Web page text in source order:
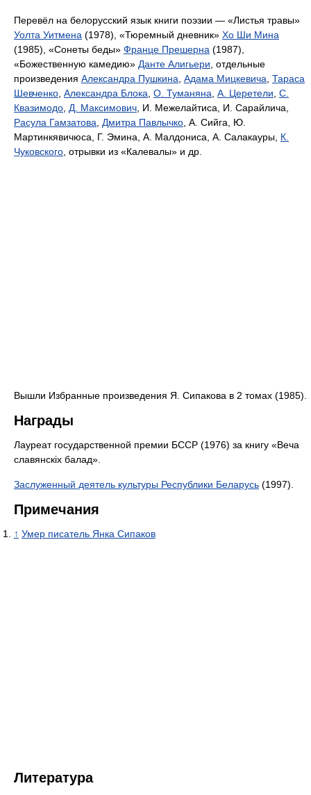
Перевёл на белорусский язык книги поэзии — «Листья травы»
Уолта Уитмена (1978), «Тюремный дневник» Хо Ши Мина
(1985), «Сонеты беды» Франце Прешерна (1987),
«Божественную камедию» Данте Алигьери , отдельные
произведения Александра Пушкина Адама Мицкевича Тараса
Шевченко Александра Блока О. Туманяна А. Церетели С.
Квазимодо Д. Максимович , И. Межелайтиса, И. Сарайлича,
Расула Гамзатова
Дмитра Павлычко , А. Сийга, Ю.
Мартинкявичюса, Г. Эмина, А. Малдониса, А. Салакауры, К.
Чуковского , отрывки из «Калевалы» и др.
Вышли Избранные произведения Я. Сипакова в 2 томах (1985).
Награды
Лауреат государственной премии БССР (1976) за книгу «Веча
славянскіх балад».
Заслуженный деятель культуры Республики Беларусь (1997).
Примечания
↑ Умер писатель Янка Сипаков
Литература